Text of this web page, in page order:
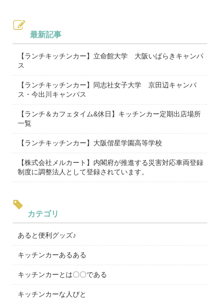
最新記事
【ランチキッチンカー】立命館大学 大阪いばらきキャンパ
ス
【ランチキッチンカー】同志社女子大学 京田辺キャンパ
ス・今出川キャンパス
【ランチ＆カフェタイム&休日】キッチンカー定期出店場所
一覧
【ランチキッチンカー】大阪偕星学園高等学校
【株式会社メルカート】内閣府が推進する災害対応車両登録
制度に調整法人として登録されています。
カテゴリ
あると便利グッズ♪
キッチンカーあるある
キッチンカーとは〇〇である
キッチンカーな人びと